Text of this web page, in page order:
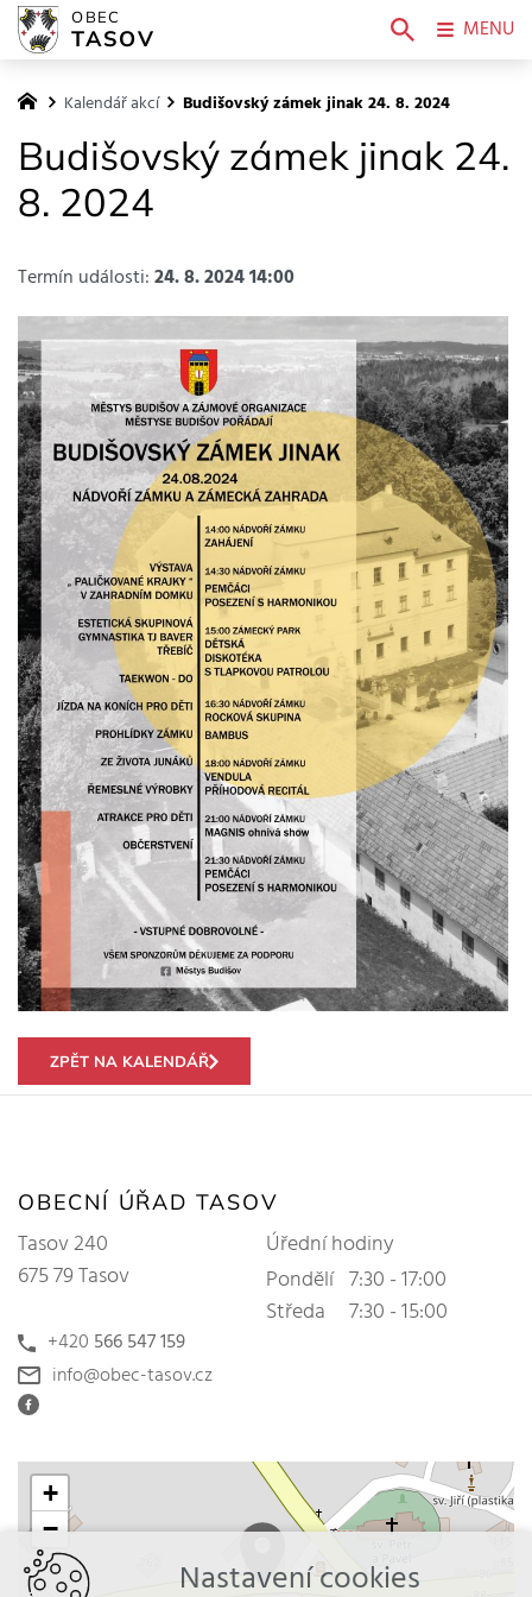
Kalendář akcí Budišovský zámek jinak 24. 8. 2024
Budišovský zámek jinak 24.
8. 2024
Termín události:24. 8. 2024 14:00
ZPĚT NA KALENDÁŘ
OBECNÍ ÚŘAD TASOV
Tasov 240
675 79 Tasov
+420 566 547 159
info@obec-tasov.cz
Úřední hodiny
Pondělí 7:30 - 17:00
Středa
7:30 - 15:00
+
−
OBEC
TASOV MENU
Nastavení cookies